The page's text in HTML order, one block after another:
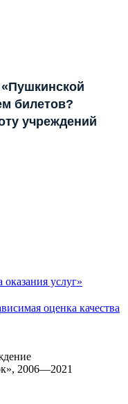
билетов?
учреждений
услуг»
2006—2021